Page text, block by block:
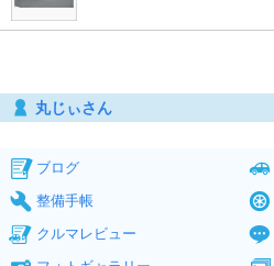
丸じぃさん
ブログ
整備手帳
クルマレビュー